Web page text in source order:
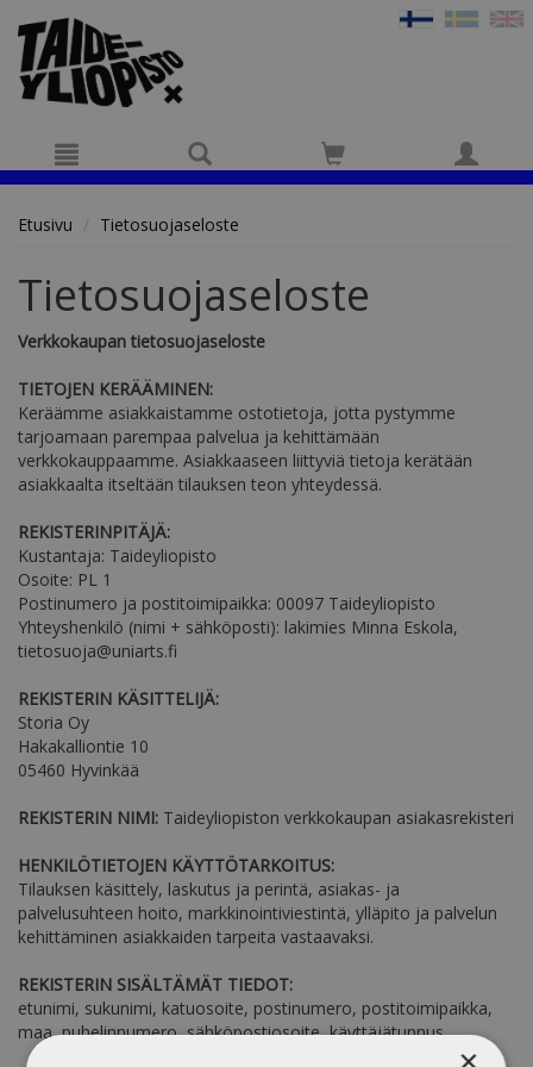
Etusivu Tietosuojaseloste
Tietosuojaseloste
Verkkokaupan tietosuojaseloste
TIETOJEN KERÄÄMINEN:
Keräämme asiakkaistamme ostotietoja, jotta pystymme
tarjoamaan parempaa palvelua ja kehittämään
verkkokauppaamme. Asiakkaaseen liittyviä tietoja kerätään
asiakkaalta itseltään tilauksen teon yhteydessä.
REKISTERINPITÄJÄ:
Kustantaja: Taideyliopisto
Osoite: PL 1
Postinumero ja postitoimipaikka: 00097 Taideyliopisto
Yhteyshenkilö (nimi + sähköposti): lakimies Minna Eskola,
tietosuoja@uniarts.fi
REKISTERIN KÄSITTELIJÄ:
Storia Oy
Hakakalliontie 10
05460 Hyvinkää
REKISTERIN NIMI: Taideyliopiston verkkokaupan asiakasrekisteri
HENKILÖTIETOJEN KÄYTTÖTARKOITUS:
Tilauksen käsittely, laskutus ja perintä, asiakas- ja
palvelusuhteen hoito, markkinointiviestintä, ylläpito ja palvelun
kehittäminen asiakkaiden tarpeita vastaavaksi.
REKISTERIN SISÄLTÄMÄT TIEDOT:
etunimi, sukunimi, katuosoite, postinumero, postitoimipaikka,
maa, puhelinnumero, sähköpostiosoite, käyttäjätunnus.